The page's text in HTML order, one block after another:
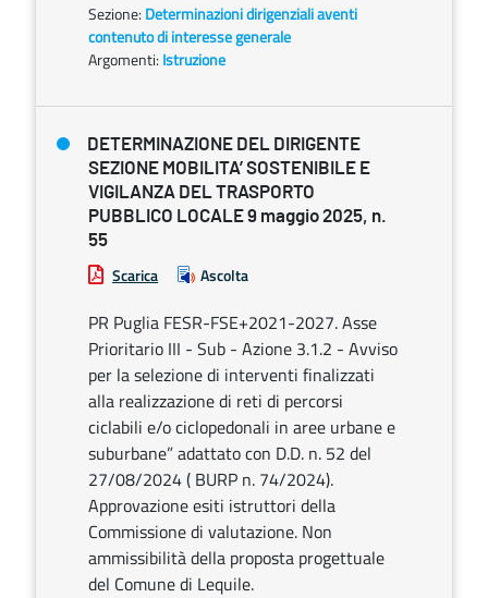
Sezione: Determinazioni dirigenziali aventi
contenuto di interesse generale
Argomenti: Istruzione
DETERMINAZIONE DEL DIRIGENTE
SEZIONE MOBILITA’ SOSTENIBILE E
VIGILANZA DEL TRASPORTO
PUBBLICO LOCALE 9 maggio 2025, n.
55
Scarica Ascolta
PR Puglia FESR-FSE+2021-2027. Asse
Prioritario III - Sub - Azione 3.1.2 - Avviso
per la selezione di interventi finalizzati
alla realizzazione di reti di percorsi
ciclabili e/o ciclopedonali in aree urbane e
suburbane” adattato con D.D. n. 52 del
27/08/2024 ( BURP n. 74/2024).
Approvazione esiti istruttori della
Commissione di valutazione. Non
ammissibilità della proposta progettuale
del Comune di Lequile.